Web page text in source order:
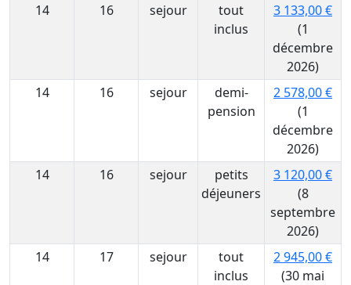
14
16 sejour
tout
inclus
3 133,00 €
(1
décembre
2026)
14
16 sejour
demi-
pension
2 578,00 €
(1
décembre
2026)
14
16 sejour
petits
déjeuners
3 120,00 €
(8
septembre
2026)
14
17 sejour
tout
inclus
2 945,00 €
(30 mai